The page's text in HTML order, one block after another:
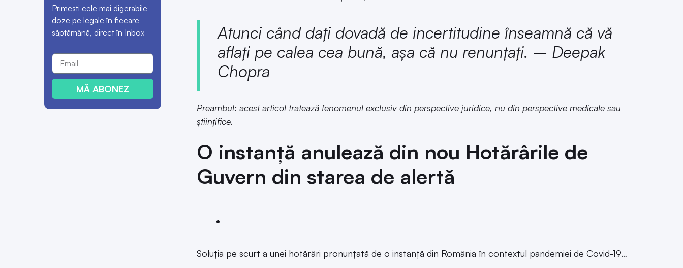
Primești cele mai digerabile
doze pe legale în fiecare
săptămână, direct în Inbox
MĂ ABONEZ
Atunci când daţi dovadă de incertitudine înseamnă că vă
aflaţi pe calea cea bună, aşa că nu renunţaţi. – Deepak
Chopra
Preambul: acest articol tratează fenomenul exclusiv din perspective juridice, nu din perspective medicale sau
științifice.
O instanță anulează din nou Hotărârile de
Guvern din starea de alertă
Soluția pe scurt a unei hotărâri pronunțată de o instanță din România în contextul pandemiei de Covid-19…